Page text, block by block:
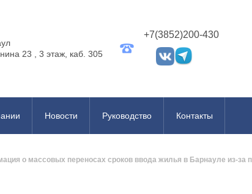
23 , 3 этаж, каб. 305
+7(3852)200-430
Новости Руководство Контакты
о массовых переносах сроков ввода жилья в Барнауле из-за